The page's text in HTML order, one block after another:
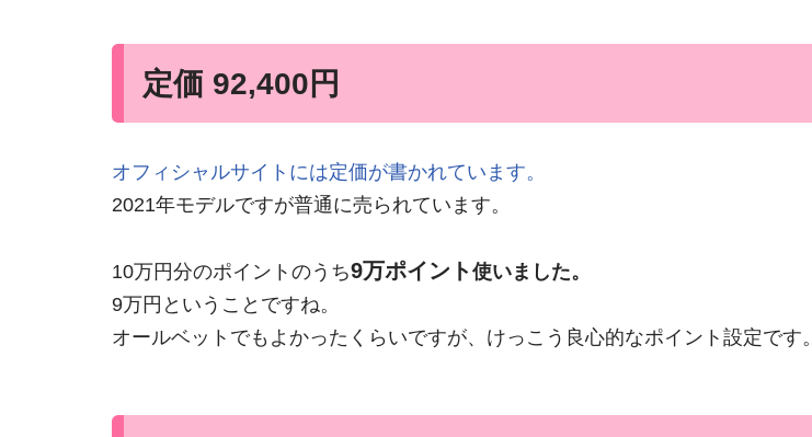
定価 92,400円
オフィシャルサイトには定価が書かれています。
2021年モデルですが普通に売られています。
10万円分のポイントのうち9万ポイント 使いました。
9万円ということですね。
オールベットでもよかったくらいですが、けっこう良心的なポイント設定です。